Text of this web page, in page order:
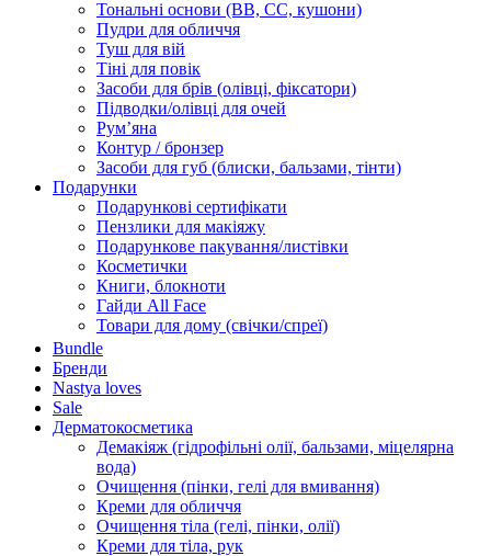
Тональні основи (BB, CC, кушони)
Пудри для обличчя
Туш для вій
Тіні для повік
Засоби для брів (олівці, фіксатори)
Підводки/олівці для очей
Румʼяна
Контур / бронзер
Засоби для губ (блиски, бальзами, тінти)
Подарунки
Подарункові сертифікати
Пензлики для макіяжу
Подарункове пакування/листівки
Косметички
Книги, блокноти
Гайди All Face
Товари для дому (свічки/спреї)
Bundle
Бренди
Nastya loves
Sale
Дерматокосметика
Демакіяж (гідрофільні олії, бальзами, міцелярна
вода)
Очищення (пінки, гелі для вмивання)
Креми для обличчя
Очищення тіла (гелі, пінки, олії)
Креми для тіла, рук